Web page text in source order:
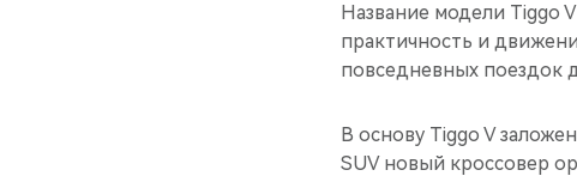
Название модели Tiggo
практичность и
повседневных поездок
В основу Tiggo V
SUV новый кроссовер